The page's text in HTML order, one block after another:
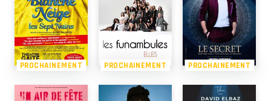
PROCHAINEMENT PROCHAINEMENT PROCHAINEMENT